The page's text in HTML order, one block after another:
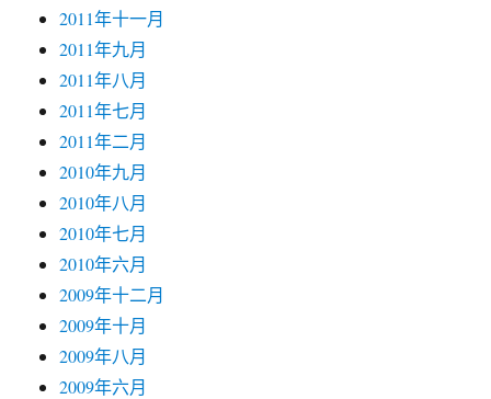
2011年十一月
2011年九月
2011年八月
2011年七月
2011年二月
2010年九月
2010年八月
2010年七月
2010年六月
2009年十二月
2009年十月
2009年八月
2009年六月